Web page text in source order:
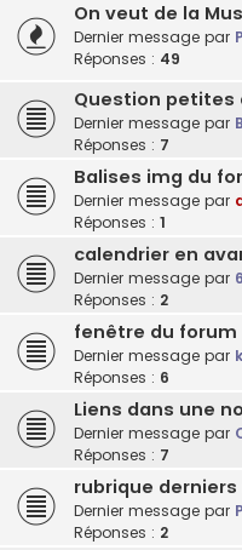
On veut de la
Dernier message par
Réponses : 49
Question petites
Dernier message par
Réponses : 7
Balises img du
Dernier message par
Réponses : 1
calendrier en
Dernier message par
Réponses : 2
fenêtre du forum
Dernier message par
Réponses : 6
Liens dans une
Dernier message par
Réponses : 7
rubrique
Dernier message par
Réponses : 2